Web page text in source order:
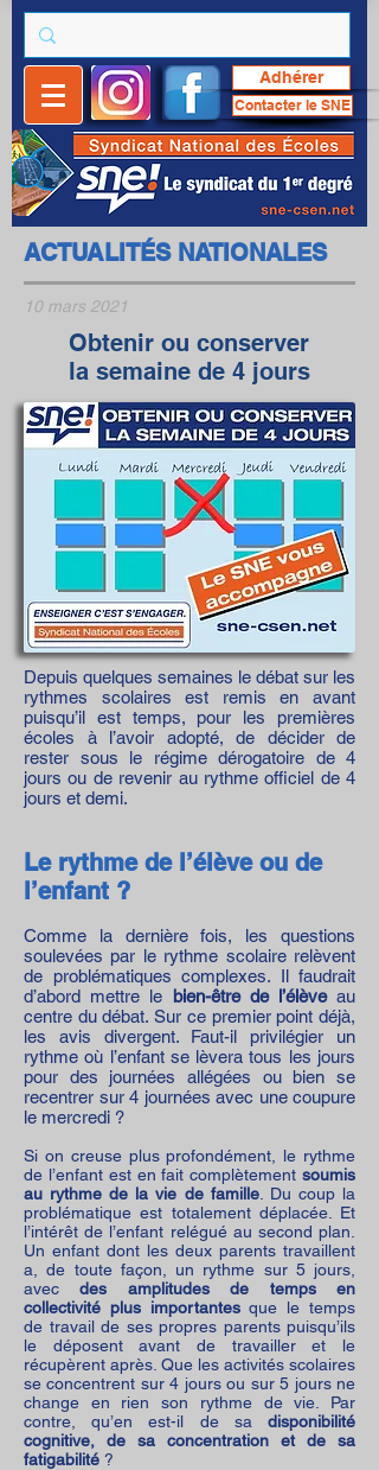
Adhérer
Contacter le SNE
ACTUALITÉS NATIONALES
10 mars 2021
Obtenir ou conserver
la semaine de 4 jours
Depuis quelques semaines le débat sur les
rythmes scolaires est remis en avant
puisqu’il est temps, pour les premières
écoles à l’avoir adopté, de décider de
rester sous le régime dérogatoire de 4
jours ou de revenir au rythme officiel de 4
jours et demi.
Le rythme de l’élève ou de
l’enfant ?
Comme la dernière fois, les questions
soulevées par le rythme scolaire relèvent
de problématiques complexes. Il faudrait
d’abord mettre le bien-être de l’élèveau
centre du débat. Sur ce premier point déjà,
les avis divergent. Faut-il privilégier un
rythme où l’enfant se lèvera tous les jours
pour des journées allégées ou bien se
recentrer sur 4 journées avec une coupure
le mercredi ?
Si on creuse plus profondément, le rythme
de l’enfant est en fait complètement soumis
au rythme de la vie de famille. Du coup la
problématique est totalement déplacée. Et
l’intérêt de l’enfant relégué au second plan.
Un enfant dont les deux parents travaillent
a, de toute façon, un rythme sur 5 jours,
avecdes amplitudes de temps en
collectivité plus importantesque le temps
de travail de ses propres parents puisqu’ils
le déposent avant de travailler et le
récupèrent après. Que les activités scolaires
se concentrent sur 4 jours ou sur 5 jours ne
change en rien son rythme de vie. Par
contre, qu’en est-il de sa disponibilité
cognitive, de sa concentration et de sa
fatigabilité ?